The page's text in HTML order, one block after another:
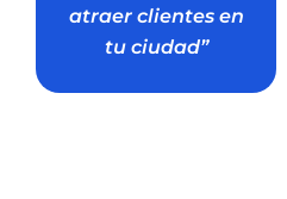
atraer clientes en
tu ciudad”